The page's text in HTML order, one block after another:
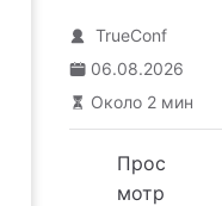
TrueConf
06.08.2026
Около 2 мин
Прос
мотр